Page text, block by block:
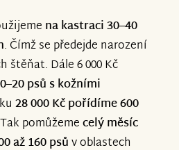
na kastraci 30–40
. Čímž se předejde narození
štěňat. Dále 6 000 Kč
psů s kožními
28 000 Kč pořídíme 600
pomůžemecelý měsíc
až 160 psův oblastech